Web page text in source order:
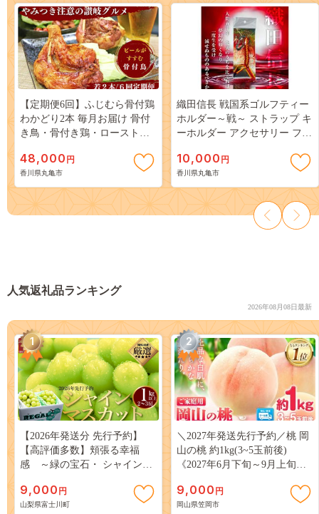
【定期便6回】ふじむら骨付鶏
わかどり2本 毎月お届け 骨付
き鳥・骨付き鶏・ローストチ
グ お肉
48,000 円
香川県丸亀市
織田信長 戦国系ゴルフティー
ホルダー～戦～ ストラップ キ
ーホルダー アクセサリー ファ
将 手作り 戦国時代ファン ゴ
ルフグッズ 歴史
10,000 円
香川県丸亀市
人気返礼品ランキング
2026年08月08日最新
1
【2026年発送分 先行予約】
【高評価多数】頬張る幸福
感 ～緑の宝石・ シャインマ
３房） フルーツ 山梨県産 果
物 くだもの シャイン マスカ
9,000 円
山梨県富士川町
2
＼2027年発送先行予約／桃 岡
山の桃 約1kg(3~5玉前後)
《2027年6月下旬～9月上旬頃
岡山 はくとう スイーツ フル
ーツ 果物 デザート 旬 モモ も
9,000 円
岡山県笠岡市